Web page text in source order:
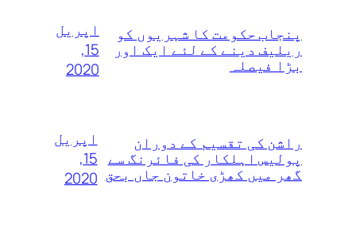
پنجاب حکومت کا شہریوں کو
ریلیف دینے کے لئے ایک اور
بڑا فیصلہ
اپریل
15,
2020
راشن کی تقسیم کے دوران
پولیس اہلکار کی فائرنگ سے
گھر میں کھڑی خاتون جاں بحق
اپریل
15,
2020